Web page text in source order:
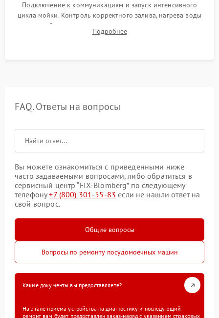
Подключение к коммуникациям и запуск интенсивного
цикла мойки. Контроль корректного залива, нагрева воды
до нужной температуры, отсутствия посторонних шумов,
штатного слива и абсолютной сухости в поддоне.
Подробнее
FAQ. Ответы на вопросы
Вы можете ознакомиться с приведенными ниже
часто задаваемыми вопросами, либо обратиться в
сервисный центр “FIX-Blomberg” по следующему
телефону+7 (800) 301-55-83 если не нашли ответ на
свой вопрос.
Общие вопросы
Вопросы по ремонту посудомоечных машин
Какие документы вы предоставляете?
На этапе приема устройства на диагностику и последующий
ремонт вам будет предоставлен заказ-наряд с указанием страховых